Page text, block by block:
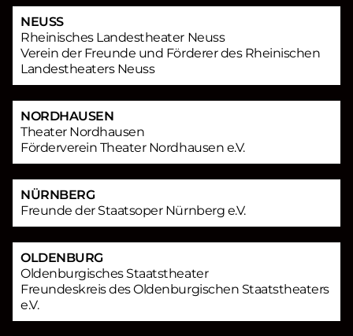
NEUSS
Rheinisches Landestheater Neuss
Verein der Freunde und Förderer des Rheinischen
Landestheaters Neuss
NORDHAUSEN
Theater Nordhausen
Förderverein Theater Nordhausen e.V.
NÜRNBERG
Freunde der Staatsoper Nürnberg e.V.
OLDENBURG
Oldenburgisches Staatstheater
Freundeskreis des Oldenburgischen Staatstheaters
e.V.